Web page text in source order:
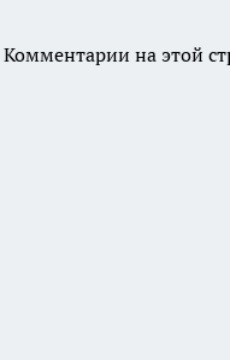
Комментарии на этой